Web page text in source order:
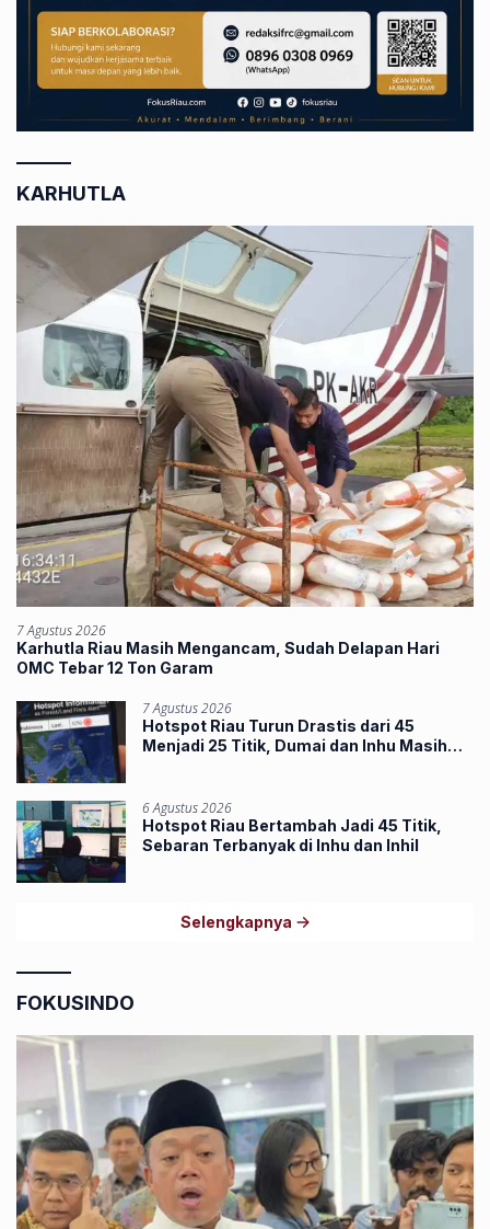
KARHUTLA
7 Agustus 2026
Karhutla Riau Masih Mengancam, Sudah Delapan Hari
OMC Tebar 12 Ton Garam
7 Agustus 2026
Hotspot Riau Turun Drastis dari 45
Menjadi 25 Titik, Dumai dan Inhu Masih
6 Agustus 2026
Hotspot Riau Bertambah Jadi 45 Titik,
Sebaran Terbanyak di Inhu dan Inhil
Selengkapnya
FOKUSINDO